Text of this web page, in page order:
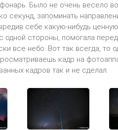
Было не очень весело
секунд, запоминать
себе какую-нибудь
стороны, помогала
все небо. Вот так всегда, то
кадр на
кадров так и не сделал.